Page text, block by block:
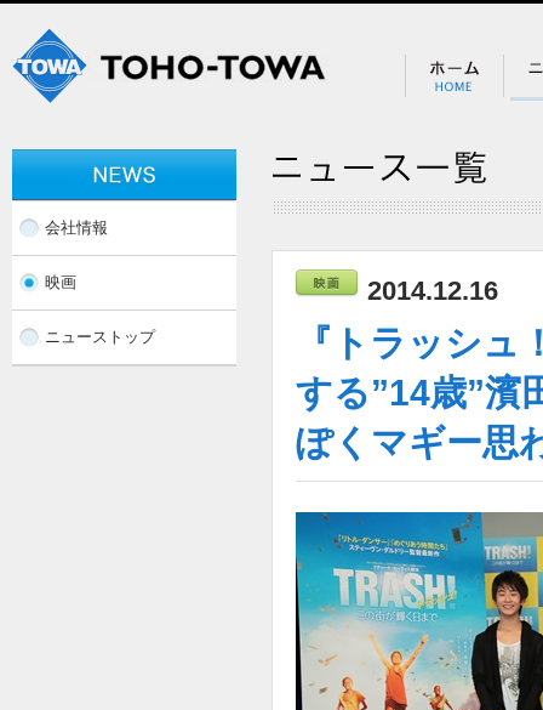
2014.12.16
『トラッシ
する”14歳”濱
ぽくマギー思
会社情報
映画
ニューストップ